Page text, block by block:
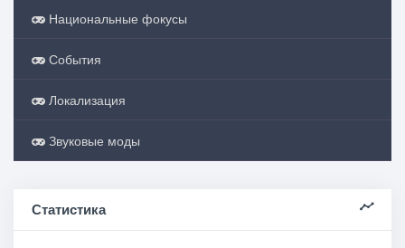
Национальные фокусы
События
Локализация
Звуковые моды
Статистика